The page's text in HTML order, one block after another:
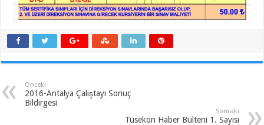
Önceki
2016-Antalya Çalıştayı Sonuç
Bildirgesi
Sonraki
Tüsekon Haber Bülteni 1. Sayısı